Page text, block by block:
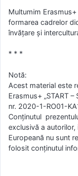
Multumim
formarea cadrelor
învățare și
* * *
Notă:
Acest material este
Erasmus+ „START
nr. 2020-1-RO01-
Conținutul
exclusivă a
Europeană nu sunt
folosit conținutul